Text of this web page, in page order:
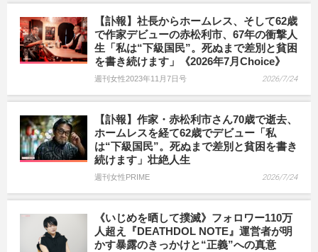
【訃報】社長からホームレス、そして62歳
で作家デビューの赤松利市、67年の衝撃人
生「私は“下級国民”。死ぬまで差別と貧困
を書き続けます」《2026年7月Choice》
週刊女性2023年11月7日号 2026/7/24
【訃報】作家・赤松利市さん70歳で逝去、
ホームレスを経て62歳でデビュー「私
は“下級国民”。死ぬまで差別と貧困を書き
続けます」壮絶人生
週刊女性PRIME 2026/7/24
《いじめを晒して撲滅》フォロワー110万
人超え『DEATHDOL NOTE』運営者が明
かす暴露のきっかけと“正義”への真意